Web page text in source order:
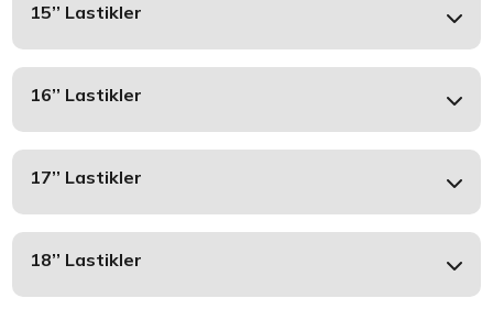
15’’ Lastikler
16’’ Lastikler
17’’ Lastikler
18’’ Lastikler